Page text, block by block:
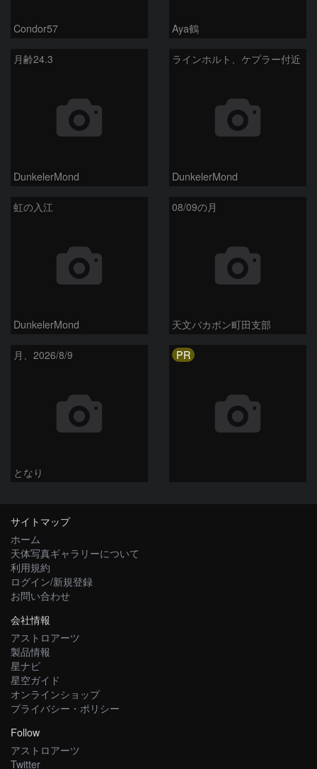
Condor57 Aya鶴
月齢24.3
DunkelerMond
ラインホルト、ケプラー付近
DunkelerMond
虹の入江
DunkelerMond
08/09の月
天文バカボン町田支部
月、2026/8/9
となり
PR
サイトマップ
ホーム
天体写真ギャラリーについて
利用規約
ログイン/新規登録
お問い合わせ
会社情報
アストロアーツ
製品情報
星ナビ
星空ガイド
オンラインショップ
プライバシー・ポリシー
Follow
アストロアーツ
Twitter